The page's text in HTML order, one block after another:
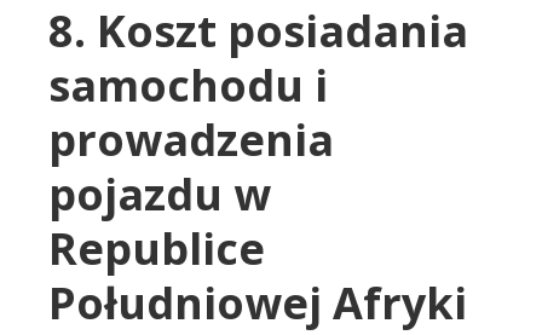
8. Koszt posiadania
samochodu i
prowadzenia
pojazdu w
Republice
Południowej Afryki